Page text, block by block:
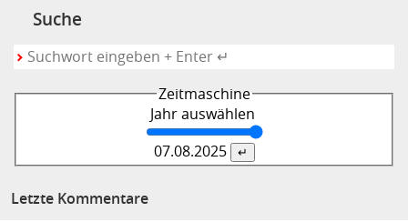
Suche
Zeitmaschine
Jahr auswählen
07.08.2025
Letzte Kommentare